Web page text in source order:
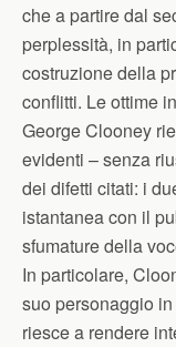
che a partire dal
perplessità, in
costruzione della
conflitti. Le ottime
George Clooney
evidenti – senza
dei difetti citati: i
istantanea con il
sfumature della
In particolare,
suo personaggio
riesce a rendere